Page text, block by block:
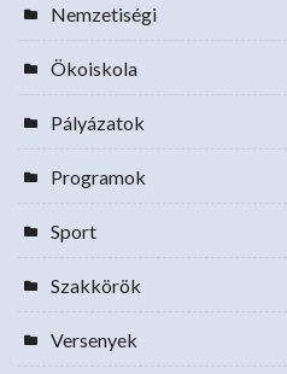
Nemzetiségi
Ökoiskola
Pályázatok
Programok
Sport
Szakkörök
Versenyek